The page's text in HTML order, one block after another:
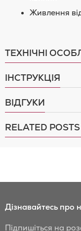
Живлення
ТЕХНІЧНІ
ІНСТРУКЦІЯ
ВІДГУКИ
RELATED POSTS
Дізнавайтесь про
Підпишіться на